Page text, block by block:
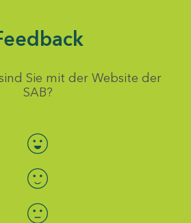
Sie mit der Website der
SAB?
Bewertung auswählen